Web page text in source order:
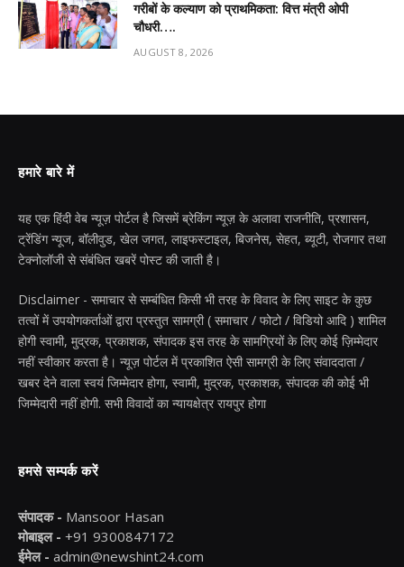
गरीबों के कल्याण को प्राथमिकता: वित्त मंत्री ओपी
चौधरी….
AUGUST 8, 2026
हमारे बारे में
यह एक हिंदी वेब न्यूज़ पोर्टल है जिसमें ब्रेकिंग न्यूज़ के अलावा राजनीति, प्रशासन,
ट्रेंडिंग न्यूज, बॉलीवुड, खेल जगत, लाइफस्टाइल, बिजनेस, सेहत, ब्यूटी, रोजगार तथा
टेक्नोलॉजी से संबंधित खबरें पोस्ट की जाती है।
Disclaimer - समाचार से सम्बंधित किसी भी तरह के विवाद के लिए साइट के कुछ
तत्वों में उपयोगकर्ताओं द्वारा प्रस्तुत सामग्री ( समाचार / फोटो / विडियो आदि ) शामिल
होगी स्वामी, मुद्रक, प्रकाशक, संपादक इस तरह के सामग्रियों के लिए कोई ज़िम्मेदार
नहीं स्वीकार करता है। न्यूज़ पोर्टल में प्रकाशित ऐसी सामग्री के लिए संवाददाता /
खबर देने वाला स्वयं जिम्मेदार होगा, स्वामी, मुद्रक, प्रकाशक, संपादक की कोई भी
जिम्मेदारी नहीं होगी. सभी विवादों का न्यायक्षेत्र रायपुर होगा
हमसे सम्पर्क करें
संपादक - Mansoor Hasan
मोबाइल - +91 9300847172
ईमेल - admin@newshint24.com